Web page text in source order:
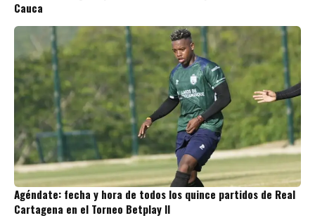
Cauca
Agéndate: fecha y hora de todos los quince partidos de Real
Cartagena en el Torneo Betplay II